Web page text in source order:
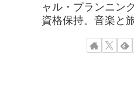
ャル・プランニン
資格保持。音楽と